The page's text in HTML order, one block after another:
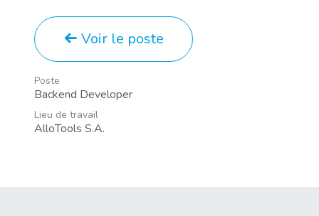
Voir le poste
Poste
Backend Developer
Lieu de travail
AlloTools S.A.